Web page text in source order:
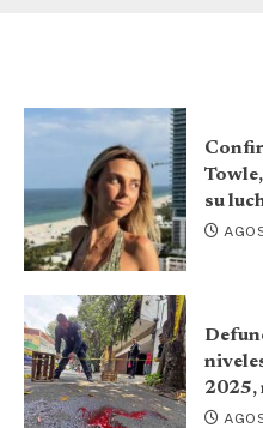
su
2025,